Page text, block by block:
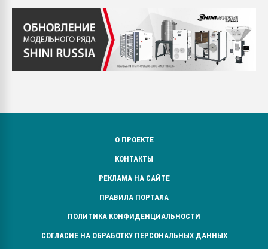
О ПРОЕКТЕ
КОНТАКТЫ
РЕКЛАМА НА САЙТЕ
ПРАВИЛА ПОРТАЛА
ПОЛИТИКА КОНФИДЕНЦИАЛЬНОСТИ
СОГЛАСИЕ НА ОБРАБОТКУ ПЕРСОНАЛЬНЫХ ДАННЫХ